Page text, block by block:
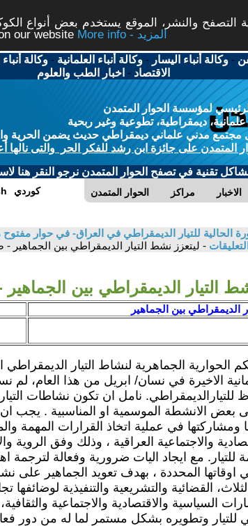
والنشر، الموقع يستخدم بعض أنواع
our website
More info - المزيد
-وكالة أنباء اليسار -وكالة أنباء العلمانية -وكالة
الاقتصاد - اخبار الطب والعلوم
لمؤسسة الحوار المتمدن
ديمقراطية، تطوعية وغير ربحية
مدني علماني ديمقراطي حديث يضمن الحرية
المتمدن على جائزة ابن رشد للفكر الحر والتى نالها
تقنية في تصفح الحوار المتمدن نرجو النقر هنا
الحوار المتمدن مراكز الاخبار كوردي
الحالية للتيار الديمقراطي في العراق- في حوار مفتوح
- ليتعزز نشط التيار الديمقراطي بين الجماهير
التيار الديمقراطي بين
الديمقراطي بين الجماهير
الحوارية الجماهرية لنشاط التيار الديمقراطي
الاخيرة في نسان/ ابريل من هذا العام،
نامل ان تكون نشاطات
الانشطة الموسمية او المناسبية . يجب ان
ومشاركتها في عملية اتخاذ القرارات المهمة
والاجتماعية العراقية ، وذلك وفق الروية
للتيار. مع ايجاد اليات ضرورية وفعالة لترجمة
اوقاتها المحددة ، بهدف تعويد الجماهير على
القضائية والتشريعية والتنفيذية لوضائفها
السياسية والاقتصادية والاجتماعية
للتيار وتطويره بشكل مستمر لما له من دور